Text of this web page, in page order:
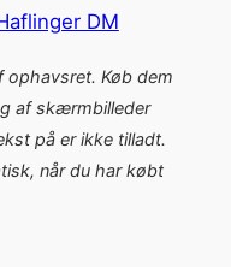
DM
ophavsret. Køb dem
af skærmbilleder
på er ikke tilladt.
når du har købt